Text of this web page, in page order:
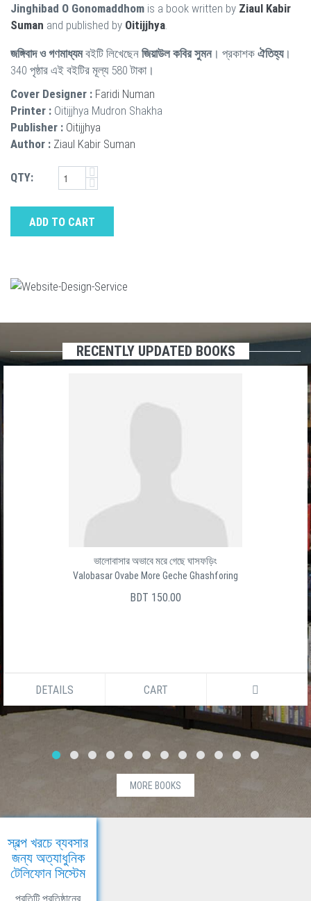
Jinghibad O Gonomaddhom is a book written by Ziaul Kabir
Suman and published by Oitijjhya
জঙ্গিবাদ ও গণমাধ্যমবইটি লিখেছেন জিয়াউল কবির সুমন। প্রকাশক ঐতিহ্য।
340 পৃষ্ঠার এই বইটির মূল্য 580 টাকা।
Cover Designer : Faridi Numan
Printer : Oitijjhya Mudron Shakha
Publisher : Oitijjhya
Author : Ziaul Kabir Suman
QTY:
ADD TO CART
RECENTLY UPDATED BOOKS
ভালোবাসার অভাবে মরে গেছে ঘাসফড়িং
Valobasar Ovabe More Geche Ghashforing
BDT 150.00
DETAILS CART
MORE BOOKS
স্বল্প খরচে ব্যবসার
জন্য অত্যাধুনিক
টেলিফোন সিস্টেম